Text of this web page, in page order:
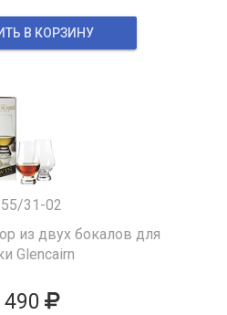
В КОРЗИНУ
31-02
из двух бокалов для
Glencairn
490